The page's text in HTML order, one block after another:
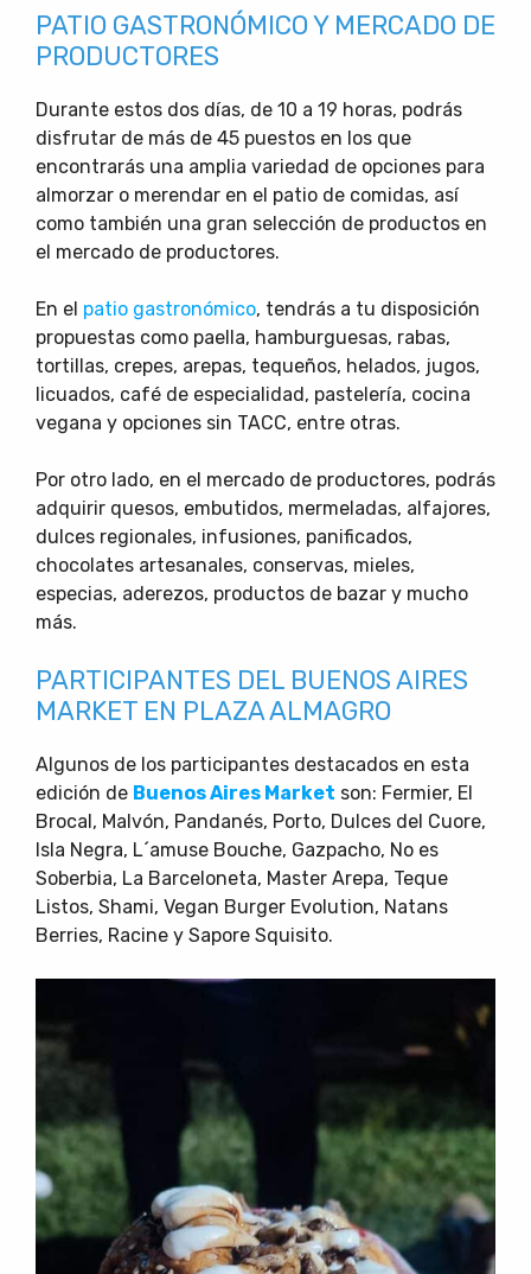
PATIO GASTRONÓMICO Y MERCADO DE
PRODUCTORES
Durante estos dos días, de 10 a 19 horas, podrás
disfrutar de más de 45 puestos en los que
encontrarás una amplia variedad de opciones para
almorzar o merendar en el patio de comidas, así
como también una gran selección de productos en
el mercado de productores.
En el patio gastronómico, tendrás a tu disposición
propuestas como paella, hamburguesas, rabas,
tortillas, crepes, arepas, tequeños, helados, jugos,
licuados, café de especialidad, pastelería, cocina
vegana y opciones sin TACC, entre otras.
Por otro lado, en el mercado de productores, podrás
adquirir quesos, embutidos, mermeladas, alfajores,
dulces regionales, infusiones, panificados,
chocolates artesanales, conservas, mieles,
especias, aderezos, productos de bazar y mucho
más.
PARTICIPANTES DEL BUENOS AIRES
MARKET EN PLAZA ALMAGRO
Algunos de los participantes destacados en esta
edición de Buenos Aires Market son: Fermier, El
Brocal, Malvón, Pandanés, Porto, Dulces del Cuore,
Isla Negra, L´amuse Bouche, Gazpacho, No es
Soberbia, La Barceloneta, Master Arepa, Teque
Listos, Shami, Vegan Burger Evolution, Natans
Berries, Racine y Sapore Squisito.